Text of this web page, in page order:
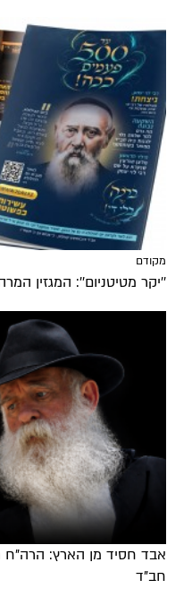
מקודם
''יקר מטיטניום'': המגזין
אבד חסיד מן הארץ:
חב"ד